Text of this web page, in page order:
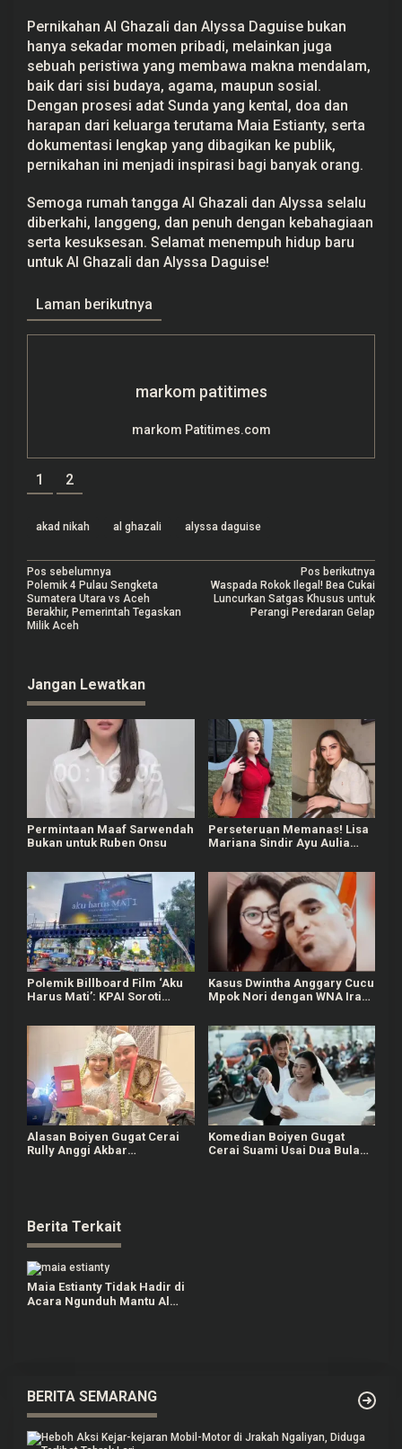
Pernikahan Al Ghazali dan Alyssa Daguise bukan
hanya sekadar momen pribadi, melainkan juga
sebuah peristiwa yang membawa makna mendalam,
baik dari sisi budaya, agama, maupun sosial.
Dengan prosesi adat Sunda yang kental, doa dan
harapan dari keluarga terutama Maia Estianty, serta
dokumentasi lengkap yang dibagikan ke publik,
pernikahan ini menjadi inspirasi bagi banyak orang.
Semoga rumah tangga Al Ghazali dan Alyssa selalu
diberkahi, langgeng, dan penuh dengan kebahagiaan
serta kesuksesan. Selamat menempuh hidup baru
untuk Al Ghazali dan Alyssa Daguise!
Laman berikutnya
markom patitimes
markom Patitimes.com
1 2
akad nikah al ghazali alyssa daguise
N
a
v
g
a
s
Pos sebelumnya
Polemik 4 Pulau Sengketa
Sumatera Utara vs Aceh
Berakhir, Pemerintah Tegaskan
Milik Aceh
Pos berikutnya
Waspada Rokok Ilegal! Bea Cukai
Luncurkan Satgas Khusus untuk
Perangi Peredaran Gelap
Jangan Lewatkan
Permintaan Maaf Sarwendah
Bukan untuk Ruben Onsu
Perseteruan Memanas! Lisa
Mariana Sindir Ayu Aulia
Hubungan dengan Pejabat
Berinisial R
Polemik Billboard Film ‘Aku
Harus Mati’: KPAI Soroti
yang Tak Ramah Anak
Kasus Dwintha Anggary Cucu
Mpok Nori dengan WNA Irak
Alasan Boiyen Gugat Cerai
Rully Anggi Akbar
Komedian Boiyen Gugat
Cerai Suami Usai Dua Bulan
Berita Terkait
Maia Estianty Tidak Hadir di
Acara Ngunduh Mantu Al
BERITA SEMARANG